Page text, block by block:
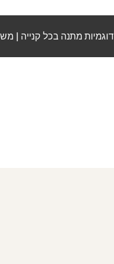
דוגמיות מתנה בכל קנייה |